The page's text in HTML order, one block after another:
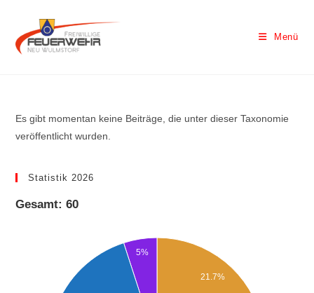
Menü
Es gibt momentan keine Beiträge, die unter dieser Taxonomie
veröffentlicht wurden.
Statistik 2026
Gesamt: 60
21.7%
5%